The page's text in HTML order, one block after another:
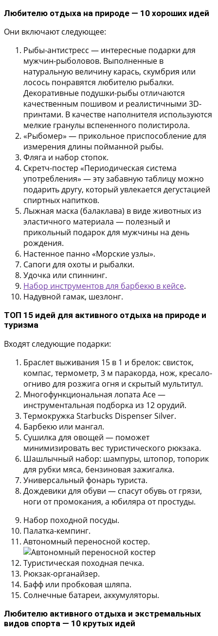
Любителю отдыха на природе — 10 хороших идей
Они включают следующее:
Рыбы-антистресс — интересные подарки для
мужчин-рыболовов. Выполненные в
натуральную величину карась, скумбрия или
лосось понравятся любителю рыбалки.
Декоративные подушки-рыбы отличаются
качественным пошивом и реалистичными 3D-
принтами. В качестве наполнителя используются
мелкие гранулы вспененного полистирола.
«Рыбомер» — прикольное приспособление для
измерения длины пойманной рыбы.
Фляга и набор стопок.
Скретч-постер «Периодическая система
употребления» — эту забавную таблицу можно
подарить другу, который увлекается дегустацией
спиртных напитков.
Лыжная маска (балаклава) в виде животных из
эластичного материала — полезный и
прикольный подарок для мужчины на день
рождения.
Настенное панно «Морские узлы».
Сапоги для охоты и рыбалки.
Удочка или спиннинг.
Набор инструментов для барбекю в кейсе.
Надувной гамак, шезлонг.
ТОП 15 идей для активного отдыха на природе и
туризма
Входят следующие подарки:
Браслет выживания 15 в 1 и брелок: свисток,
компас, термометр, 3 м паракорда, нож, кресало-
огниво для розжига огня и скрытый мультитул.
Многофункциональная лопата Ace—
инструментальная подборка из 12 орудий.
Термокружка Starbucks Dispenser Silver.
Барбекю или мангал.
Сушилка для овощей — поможет
минимизировать вес туристического рюкзака.
Шашлычный набор: шампуры, штопор, топорик
для рубки мяса, бензиновая зажигалка.
Универсальный фонарь туриста.
Дождевики для обуви — спасут обувь от грязи,
ноги от промокания, а юбиляра от простуды.
Набор походной посуды.
Палатка-кемпинг.
Автономный переносной костер.
Туристическая походная печка.
Рюкзак-органайзер.
Бафф или пробковая шляпа.
Солнечные батареи, аккумуляторы.
Любителю активного отдыха и экстремальных
видов спорта — 10 крутых идей